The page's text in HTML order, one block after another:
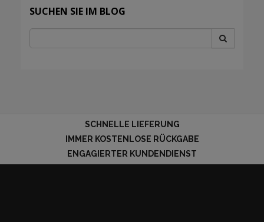
SUCHEN SIE IM BLOG
SCHNELLE LIEFERUNG
IMMER KOSTENLOSE RÜCKGABE
ENGAGIERTER KUNDENDIENST